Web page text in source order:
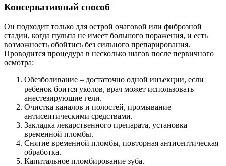
Консервативный способ
Он подходит только для острой очаговой или фиброзной
стадии, когда пульпа не имеет большого поражения, и есть
возможность обойтись без сильного препарирования.
Проводится процедура в несколько шагов после первичного
осмотра:
Обезболивание – достаточно одной инъекции, если
ребенок боится уколов, врач может использовать
анестезирующие гели.
Очистка каналов и полостей, промывание
антисептическими средствами.
Закладка лекарственного препарата, установка
временной пломбы.
Снятие временной пломбы, повторная антисептическая
обработка.
Капитальное пломбирование зуба.